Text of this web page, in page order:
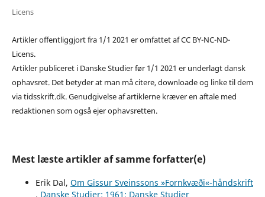
Licens
Artikler offentliggjort fra 1/1 2021 er omfattet af CC BY-NC-ND-
Licens.
Artikler publiceret i Danske Studier før 1/1 2021 er underlagt dansk
ophavsret. Det betyder at man må citere, downloade og linke til dem
via tidsskrift.dk. Genudgivelse af artiklerne kræver en aftale med
redaktionen som også ejer ophavsretten.
Mest læste artikler af samme forfatter(e)
Erik Dal, Om Gissur Sveinssons »Fornkvæði«-håndskrift
, Danske Studier: 1961: Danske Studier